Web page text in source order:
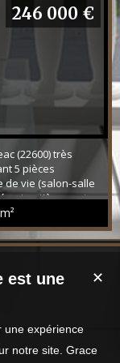
l'une avec
(22600) très
5 pièces
de vie (salon-salle
et entièrement
chambres dont
et une très
246 000 €
✕
est une
une expérience
notre site. Grace